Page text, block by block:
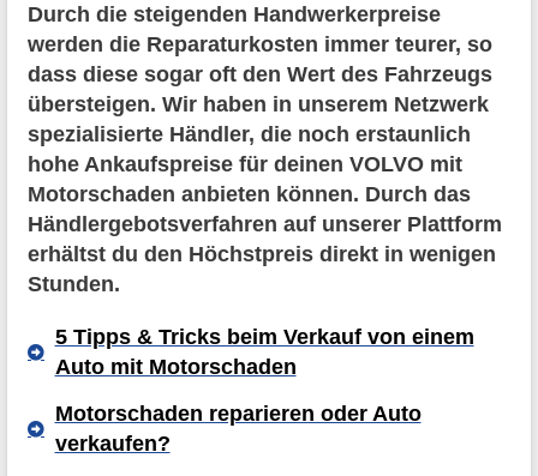
Durch die steigenden Handwerkerpreise
werden die Reparaturkosten immer teurer, so
dass diese sogar oft den Wert des Fahrzeugs
übersteigen. Wir haben in unserem Netzwerk
spezialisierte Händler, die noch erstaunlich
hohe Ankaufspreise für deinen VOLVO mit
Motorschaden anbieten können. Durch das
Händlergebotsverfahren auf unserer Plattform
erhältst du den Höchstpreis direkt in wenigen
Stunden.
5 Tipps & Tricks beim Verkauf von einem
Auto mit Motorschaden
Motorschaden reparieren oder Auto
verkaufen?